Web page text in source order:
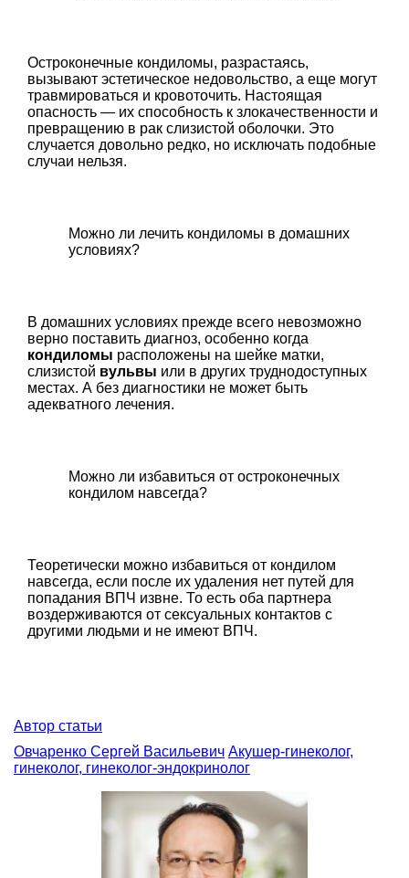
Остроконечные кондиломы, разрастаясь,
вызывают эстетическое недовольство, а еще могут
травмироваться и кровоточить. Настоящая
опасность — их способность к злокачественности и
превращению в рак слизистой оболочки. Это
случается довольно редко, но исключать подобные
случаи нельзя.
Можно ли лечить кондиломы в домашних
условиях?
В домашних условиях прежде всего невозможно
верно поставить диагноз, особенно когда
кондиломы расположены на шейке матки,
слизистой вульвы или в других труднодоступных
местах. А без диагностики не может быть
адекватного лечения.
Можно ли избавиться от остроконечных
кондилом навсегда?
Теоретически можно избавиться от кондилом
навсегда, если после их удаления нет путей для
попадания ВПЧ извне. То есть оба партнера
воздерживаются от сексуальных контактов с
другими людьми и не имеют ВПЧ.
Автор статьи
Овчаренко Сергей Васильевич Акушер-гинеколог,
гинеколог, гинеколог-эндокринолог